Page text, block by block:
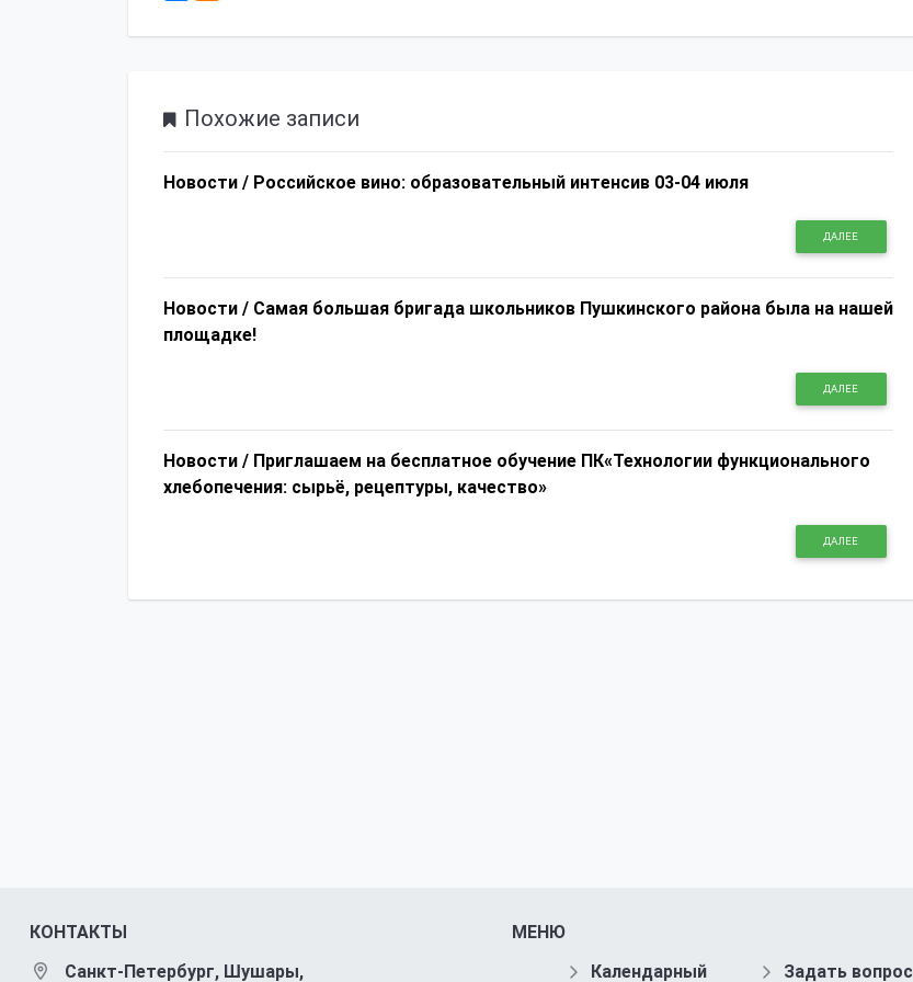
Похожие записи
Новости / Российское вино: образовательный интенсив 03-04 июля
ДАЛЕЕ
Новости / Самая большая бригада школьников Пушкинского района была на нашей
площадке!
ДАЛЕЕ
Новости / Приглашаем на бесплатное обучение ПК«Технологии функционального
хлебопечения: сырьё, рецептуры, качество»
ДАЛЕЕ
КОНТАКТЫ
Санкт-Петербург, Шушары,
МЕНЮ
Календарный
Задать вопрос